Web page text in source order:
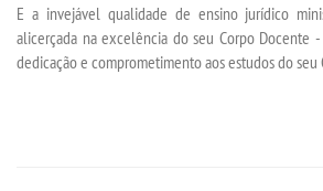
MATRÍCULA
E a invejável qualidade de ensino jurídico
alicerçada na excelência do seu Corpo Docente
dedicação e comprometimento aos estudos do seu